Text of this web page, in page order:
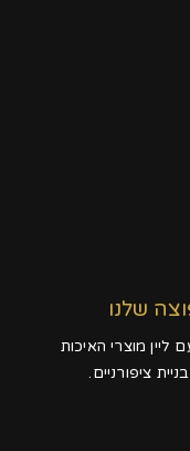
שלנו
ליין מוצרי האיכות
ציפורניים.